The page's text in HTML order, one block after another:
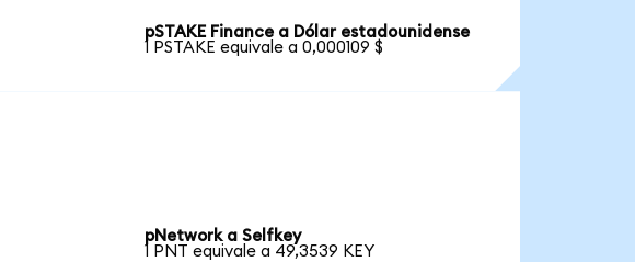
pSTAKE Finance a Dólar estadounidense
1 PSTAKE equivale a 0,000109 $
pNetwork a Selfkey
1 PNT equivale a 49,3539 KEY